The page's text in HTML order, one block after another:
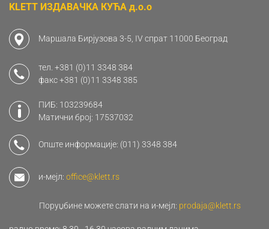
KLETT ИЗДАВАЧКА КУЋА д.о.о
Маршала Бирјузова 3-5, IV спрат 11000 Београд
тел. +381 (0)11 3348 384
факс+381 (0)11 3348 385
ПИБ: 103239684
Матични број: 17537032
Опште информације: (011) 3348 384
и-мејл: office@klett.rs
Поруџбине можете слати на и-мејл: prodaja@klett.rs